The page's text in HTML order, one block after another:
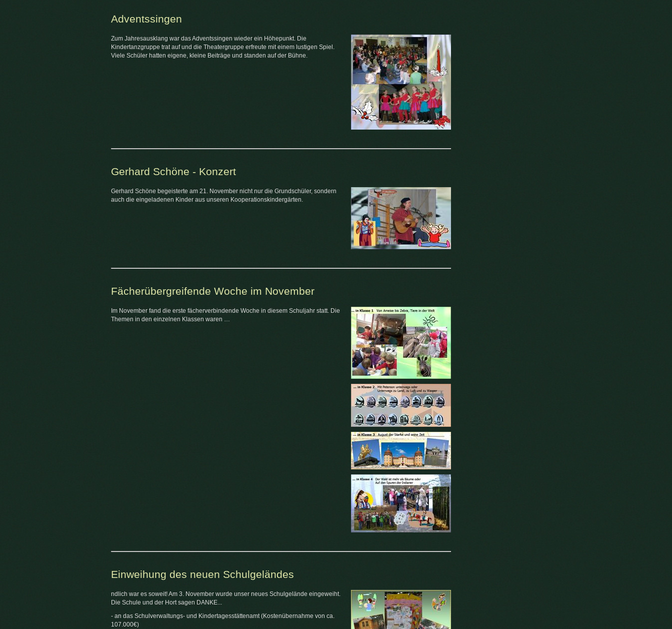
Adventssingen
Zum Jahresausklang war das Adventssingen wieder ein Höhepunkt. Die
Kindertanzgruppe trat auf und die Theatergruppe erfreute mit einem lustigen Spiel.
Viele Schüler hatten eigene, kleine Beiträge und standen auf der Bühne.
Gerhard Schöne - Konzert
Gerhard Schöne begeisterte am 21. November nicht nur die Grundschüler, sondern
auch die eingeladenen Kinder aus unseren Kooperationskindergärten.
Fächerübergreifende Woche im November
Im November fand die erste fächerverbindende Woche in diesem Schuljahr statt. Die
Themen in den einzelnen Klassen waren …
Einweihung des neuen Schulgeländes
ndlich war es soweit! Am 3. November wurde unser neues Schulgelände eingeweiht.
Die Schule und der Hort sagen DANKE...
- an das Schulverwaltungs- und Kindertagesstättenamt (Kostenübernahme von ca.
107.000€)